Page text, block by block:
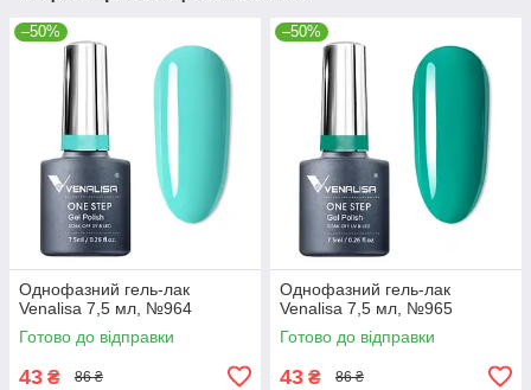
–50%
Однофазний гель-лак
Venalisa 7,5 мл, №964
Готово до відправки
43 ₴ 86 ₴
–50%
Однофазний гель-лак
Venalisa 7,5 мл, №965
Готово до відправки
43 ₴ 86 ₴